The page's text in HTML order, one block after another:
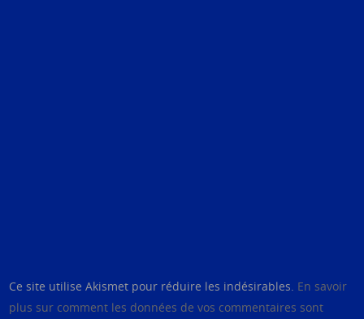
Ce site utilise Akismet pour réduire les indésirables. En savoir
plus sur comment les données de vos commentaires sont